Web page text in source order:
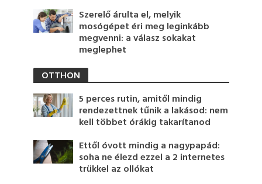
Szerelő árulta el, melyik
mosógépet éri meg leginkább
megvenni: a válasz sokakat
meglephet
OTTHON
5 perces rutin, amitől mindig
rendezettnek tűnik a lakásod: nem
kell többet órákig takarítanod
Ettől óvott mindig a nagypapád:
soha ne élezd ezzel a 2 internetes
trükkel az ollókat